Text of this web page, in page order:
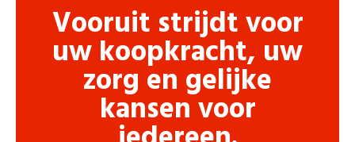
Vooruit strijdt voor
uw koopkracht, uw
zorg en gelijke
kansen voor